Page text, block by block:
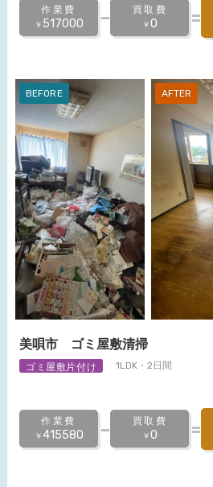
作業費
￥ 517000
買取費
￥0
美唄市 ゴミ屋敷清掃
ゴミ屋敷片付け 1LDK・2日間
作業費
￥415580
買取費
￥0